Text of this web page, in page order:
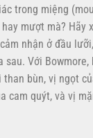
trong miệng
mượt mà? Hãy
nhận ở đầu
sau. Với
bùn, vị ngọt
cam quýt, và vị